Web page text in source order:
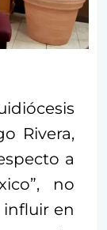
Rivera,
a
no
en